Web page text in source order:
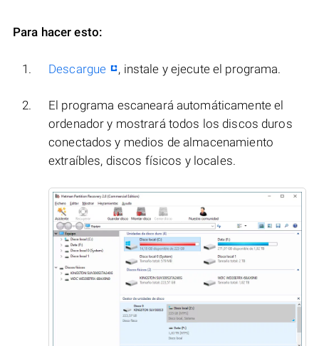
Para hacer esto:
Descargue , instale y ejecute el programa.
El programa escaneará automáticamente el
ordenador y mostrará todos los discos duros
conectados y medios de almacenamiento
extraíbles, discos físicos y locales.